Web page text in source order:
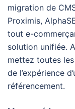
migration de
Proximis,
tout e-
solution unifiée.
mettez toutes
de l’expérience
référencement.